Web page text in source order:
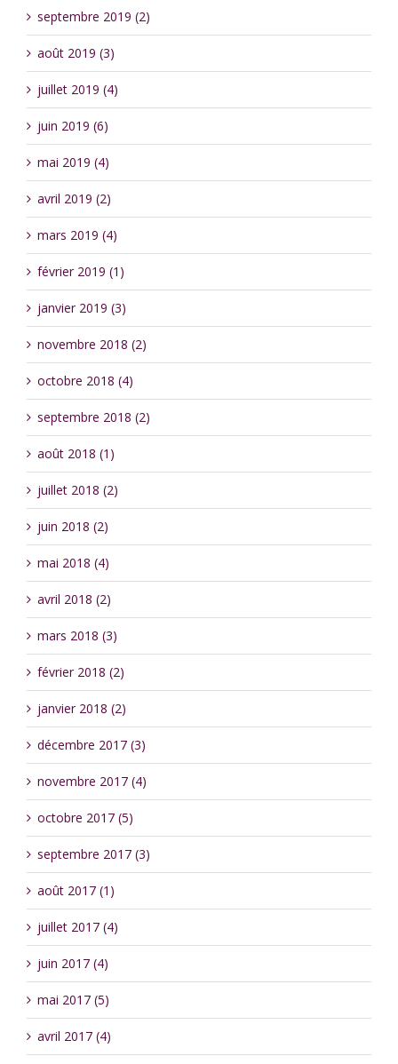
septembre 2019 (2)
août 2019 (3)
juillet 2019 (4)
juin 2019 (6)
mai 2019 (4)
avril 2019 (2)
mars 2019 (4)
février 2019 (1)
janvier 2019 (3)
novembre 2018 (2)
octobre 2018 (4)
septembre 2018 (2)
août 2018 (1)
juillet 2018 (2)
juin 2018 (2)
mai 2018 (4)
avril 2018 (2)
mars 2018 (3)
février 2018 (2)
janvier 2018 (2)
décembre 2017 (3)
novembre 2017 (4)
octobre 2017 (5)
septembre 2017 (3)
août 2017 (1)
juillet 2017 (4)
juin 2017 (4)
mai 2017 (5)
avril 2017 (4)